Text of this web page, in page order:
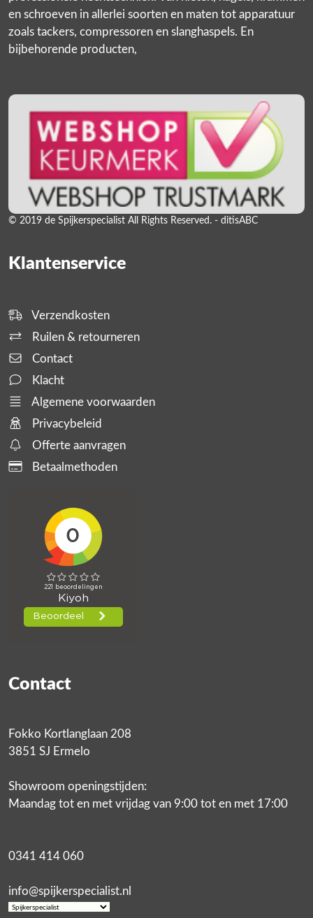
en schroeven in allerlei soorten en maten tot apparatuur
zoals tackers, compressoren en slanghaspels. En
bijbehorende producten,
© 2019 de Spijkerspecialist All Rights Reserved. - ditisABC
Klantenservice
Verzendkosten
Ruilen & retourneren
Contact
Klacht
Algemene voorwaarden
Privacybeleid
Offerte aanvragen
Betaalmethoden
Contact
Fokko Kortlanglaan 208
3851 SJ Ermelo
Showroom openingstijden:
Maandag tot en met vrijdag van 9:00 tot en met 17:00
0341 414 060
info@spijkerspecialist.nl